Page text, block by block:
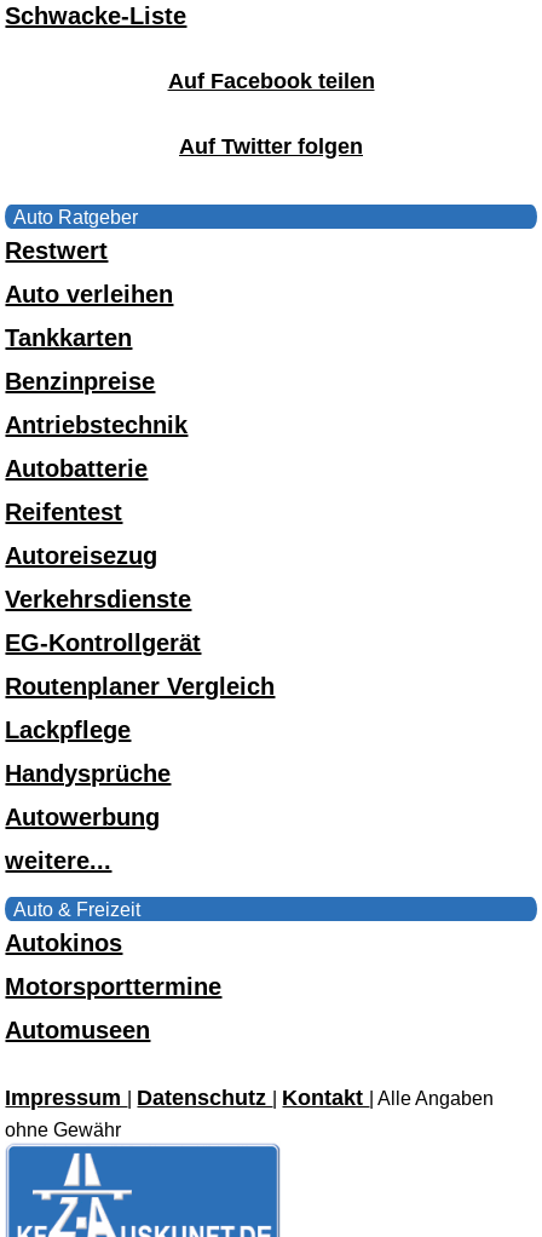
Schwacke-Liste
Auf Facebook teilen
Auf Twitter folgen
Auto Ratgeber
Restwert
Auto verleihen
Tankkarten
Benzinpreise
Antriebstechnik
Autobatterie
Reifentest
Autoreisezug
Verkehrsdienste
EG-Kontrollgerät
Routenplaner Vergleich
Lackpflege
Handysprüche
Autowerbung
weitere...
Auto & Freizeit
Autokinos
Motorsporttermine
Automuseen
Impressum Datenschutz Kontakt
| Alle Angaben
ohne Gewähr